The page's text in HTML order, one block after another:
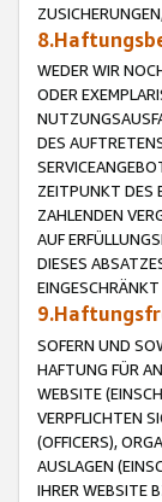
WEDER WIR
ODER
DES
ZEITPUNKT DES
ZAHLENDEN
AUF
DIESES
SOFERN UND
HAFTUNG FÜR
WEBSITE
VERPFLICHTEN
(OFFICERS),
AUSLAGEN
IHRER WEBSITE